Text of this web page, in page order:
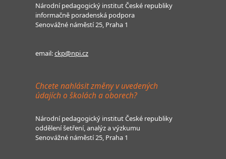
Národní pedagogický institut České republiky
informačně poradenská podpora
Senovážné náměstí 25, Praha 1
email:ckp@npi.cz
Chcete nahlásit změny v uvedených
údajích o školách a oborech?
Národní pedagogický institut České republiky
oddělení šetření, analýz a výzkumu
Senovážné náměstí 25, Praha 1